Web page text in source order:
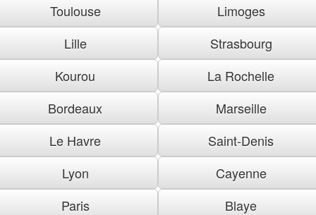
Toulouse
Limoges
Lille
Strasbourg
Kourou
La Rochelle
Bordeaux
Marseille
Le Havre
Saint-Denis
Lyon
Cayenne
Paris
Blaye